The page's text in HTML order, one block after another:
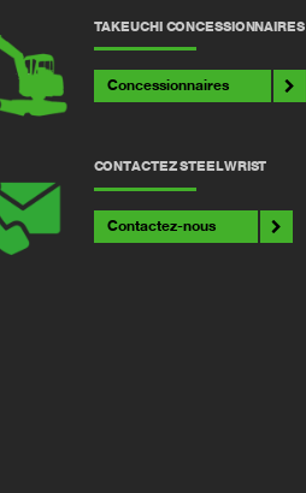
TAKEUCHI CONCESSIONNAIRES
Concessionnaires
CONTACTEZ STEELWRIST
Contactez-nous